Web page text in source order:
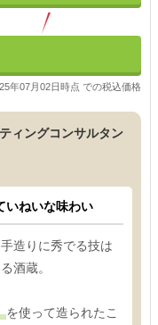
年07月02日時点 での税込価格
ィングコンサルタン
いねいな味わい
造りに秀でる技は
酒蔵。
を使って造られたこ